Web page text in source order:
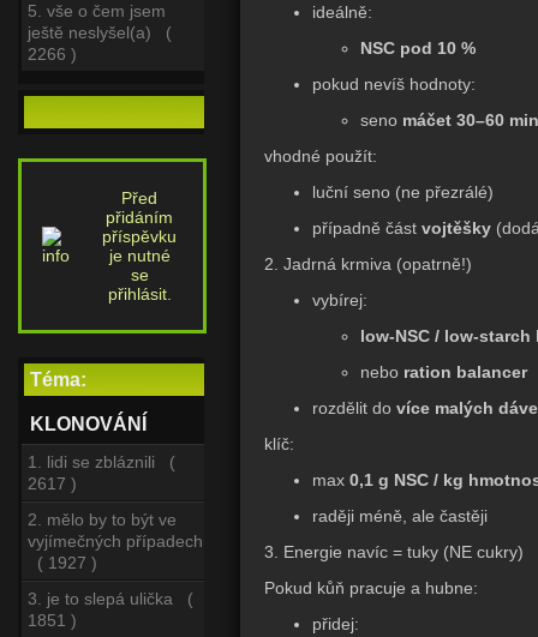
5. vše o čem jsem
ještě neslyšel(a) (
2266 )
Před
přidáním
příspěvku
je nutné
se
přihlásit.
Téma:
KLONOVÁNÍ
1. lidi se zbláznili (
2617 )
2. mělo by to být ve
vyjímečných případech
( 1927 )
3. je to slepá ulička (
1851 )
ideálně:
NSC pod 10 %
pokud nevíš hodnoty:
seno máčet 30–60
vhodné použít:
luční seno (ne přezrálé)
případně část vojtěšky
2. Jadrná krmiva (opatrně!)
vybírej:
low-NSC / low-starch
nebo ration balancer
rozdělit do více malých
klíč:
max 0,1 g NSC / kg
raději méně, ale častěji
3. Energie navíc = tuky (NE cukry)
Pokud kůň pracuje a hubne:
přidej: